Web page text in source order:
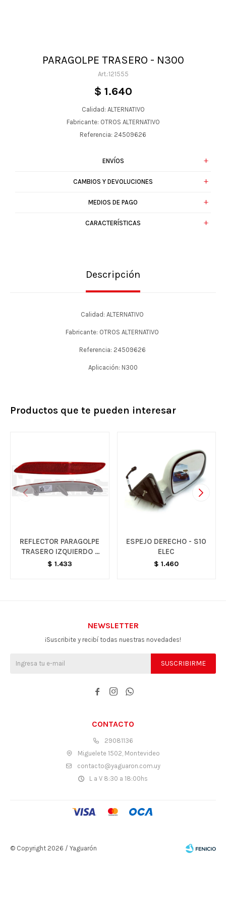
PARAGOLPE TRASERO - N300
121555
$ 1.640
Calidad: ALTERNATIVO
Fabricante: OTROS ALTERNATIVO
Referencia: 24509626
ENVÍOS
CAMBIOS Y DEVOLUCIONES
MEDIOS DE PAGO
CARACTERÍSTICAS
Descripción
Calidad: ALTERNATIVO
Fabricante: OTROS ALTERNATIVO
Referencia: 24509626
Aplicación: N300
Productos que te pueden interesar
REFLECTOR PARAGOLPE
TRASERO IZQUIERDO -
ONIX LS
$ 1.433
ESPEJO DERECHO - S10
ELEC
$ 1.460
CONTACTO
29081136
Miguelete 1502, Montevideo
contacto@yaguaron.com.uy
L a V 8:30 a 18:00hs
NEWSLETTER
¡Suscribite y recibí todas nuestras novedades!
SUSCRIBIRME
  
© Copyright 2026 / Yaguarón